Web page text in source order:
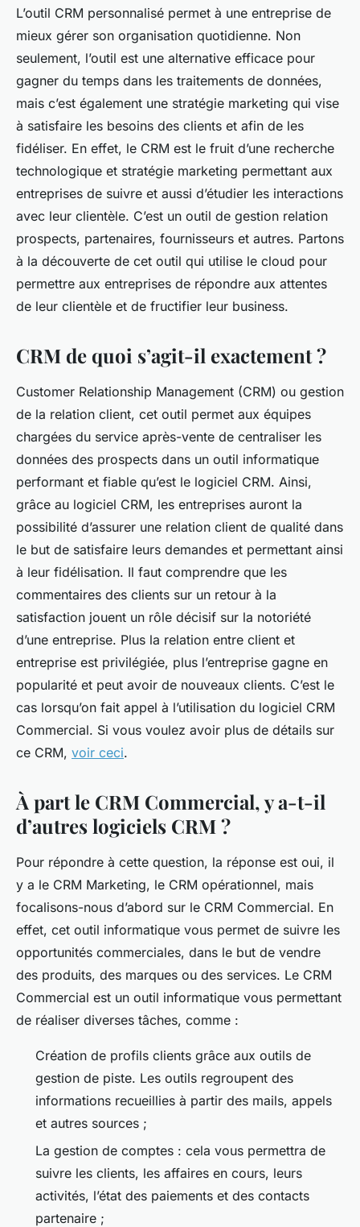
Partir à la découverte du CRM
commercial pour mieux gérer
sa relation client
marielle•3 octobre 2023•2 min de lecture
L’outil CRM personnalisé permet à une entreprise de
mieux gérer son organisation quotidienne. Non
seulement, l’outil est une alternative efficace pour
gagner du temps dans les traitements de données,
mais c’est également une stratégie marketing qui vise
à satisfaire les besoins des clients et afin de les
fidéliser. En effet, le CRM est le fruit d’une recherche
technologique et stratégie marketing permettant aux
entreprises de suivre et aussi d’étudier les interactions
avec leur clientèle. C’est un outil de gestion relation
prospects, partenaires, fournisseurs et autres. Partons
à la découverte de cet outil qui utilise le cloud pour
permettre aux entreprises de répondre aux attentes
de leur clientèle et de fructifier leur business.
CRM de quoi s’agit-il exactement ?
Customer Relationship Management (CRM) ou gestion
de la relation client, cet outil permet aux équipes
chargées du service après-vente de centraliser les
données des prospects dans un outil informatique
performant et fiable qu’est le logiciel CRM. Ainsi,
grâce au logiciel CRM, les entreprises auront la
possibilité d’assurer une relation client de qualité dans
le but de satisfaire leurs demandes et permettant ainsi
à leur fidélisation. Il faut comprendre que les
commentaires des clients sur un retour à la
satisfaction jouent un rôle décisif sur la notoriété
d’une entreprise. Plus la relation entre client et
entreprise est privilégiée, plus l’entreprise gagne en
popularité et peut avoir de nouveaux clients. C’est le
cas lorsqu’on fait appel à l’utilisation du logiciel CRM
Commercial. Si vous voulez avoir plus de détails sur
ce CRM, voir ceci.
À part le CRM Commercial, y a-t-il
d’autres logiciels CRM ?
Pour répondre à cette question, la réponse est oui, il
y a le CRM Marketing, le CRM opérationnel, mais
focalisons-nous d’abord sur le CRM Commercial. En
effet, cet outil informatique vous permet de suivre les
opportunités commerciales, dans le but de vendre
des produits, des marques ou des services. Le CRM
Commercial est un outil informatique vous permettant
de réaliser diverses tâches, comme :
Création de profils clients grâce aux outils de
gestion de piste. Les outils regroupent des
informations recueillies à partir des mails, appels
et autres sources ;
La gestion de comptes : cela vous permettra de
suivre les clients, les affaires en cours, leurs
activités, l’état des paiements et des contacts
partenaire ;